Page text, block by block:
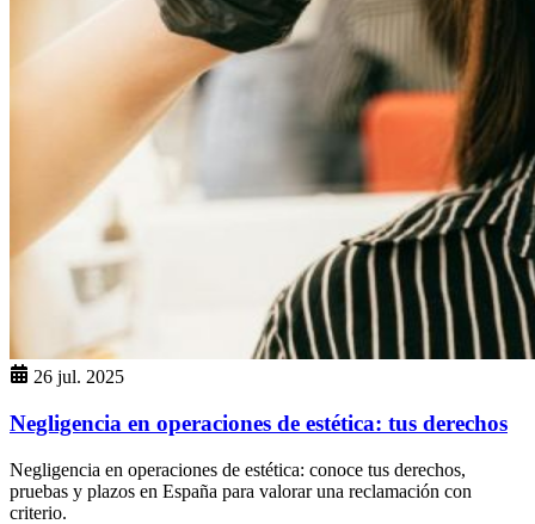
26 jul. 2025
Negligencia en operaciones de estética: tus derechos
Negligencia en operaciones de estética: conoce tus derechos,
pruebas y plazos en España para valorar una reclamación con
criterio.